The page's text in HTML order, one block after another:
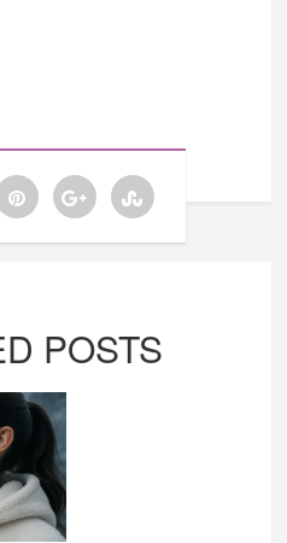
POSTS